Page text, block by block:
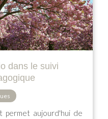
dans le suivi
permet aujourd'hui de